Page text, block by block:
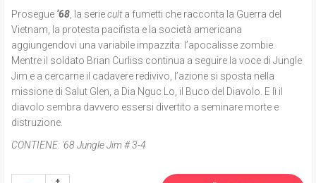
Prosegue ‘68 , la serieculta fumetti che racconta la Guerra del
Vietnam, la protesta pacifista e la società americana
aggiungendovi una variabile impazzita: l’apocalisse zombie.
Mentre il soldato Brian Curliss continua a seguire la voce di Jungle
Jim e a cercarne il cadavere redivivo, l’azione si sposta nella
missione di Salut Glen, a Dia Nguc Lo, il Buco del Diavolo. E lì il
diavolo sembra davvero essersi divertito a seminare morte e
distruzione.
CONTIENE: '68 Jungle Jim # 3-4